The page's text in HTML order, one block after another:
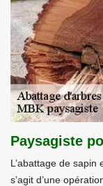
Paysagiste
L’abattage de sapin
s’agit d’une